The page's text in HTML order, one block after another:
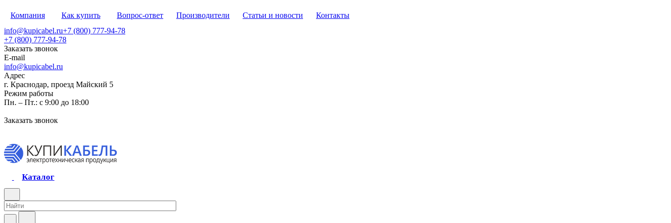
Компания Как купить Вопрос-ответ Производители Статьи и новости
Контакты
info@kupicabel.ru+7 (800) 777-94-78
+7 (800) 777-94-78
Заказать звонок
E-mail
info@kupicabel.ru
Адрес
г. Краснодар, проезд Майский 5
Режим работы
Пн. – Пт.: с 9:00 до 18:00
Заказать звонок
Каталог